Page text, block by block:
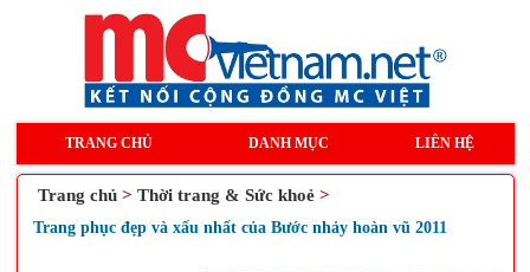
TRANG CHỦ DANH MỤC LIÊN HỆ
Trang chủ > Thời trang & Sức khoẻ>
Trang phục đẹp và xấu nhất của Bước nhảy hoàn vũ 2011